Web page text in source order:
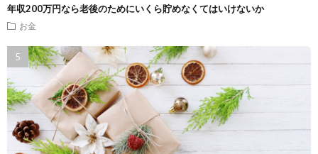
年収200万円なら老後のためにいくら貯めなくてはいけないか
お金